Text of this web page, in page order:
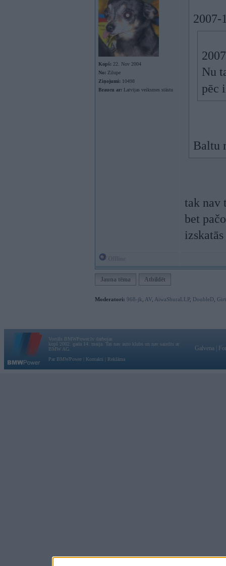
Kopš: 22. Nov 2004
No: Zilupe
Ziņojumi: 10498
Braucu ar: Latvijas veiksmes stāstu
2007-
Nu
pēc
Baltu
tak nav
bet
izskatās
Jauna tēma Atbildēt
Moderatori: 968-jk AV AiwaShuraLLP, DoubleD
Vortāls BMWPower.lv darbojas
kopš 2002. gada 14. maija. Tas nav auto klubs un nav saistīts ar
BMW AG.
Par BMWPower
Kontakti Reklāma
Galvena